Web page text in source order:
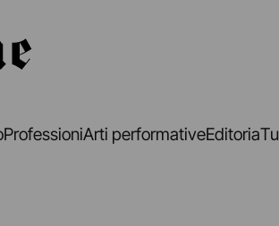
ProfessioniArti performativeEditoria